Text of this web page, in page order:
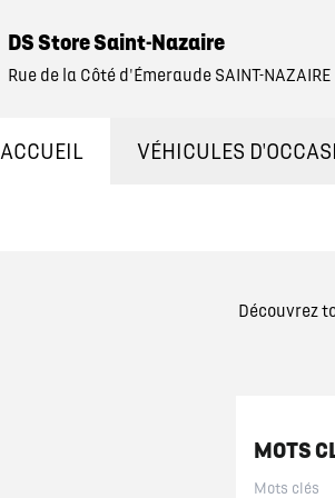
DS Store Saint-Nazaire
Rue de la Côté d'Émeraude SAINT-NAZAIRE
ACCUEIL VÉHICULES
VÉHICULES DE
NOS SERVICES
Découvrez
MOTS